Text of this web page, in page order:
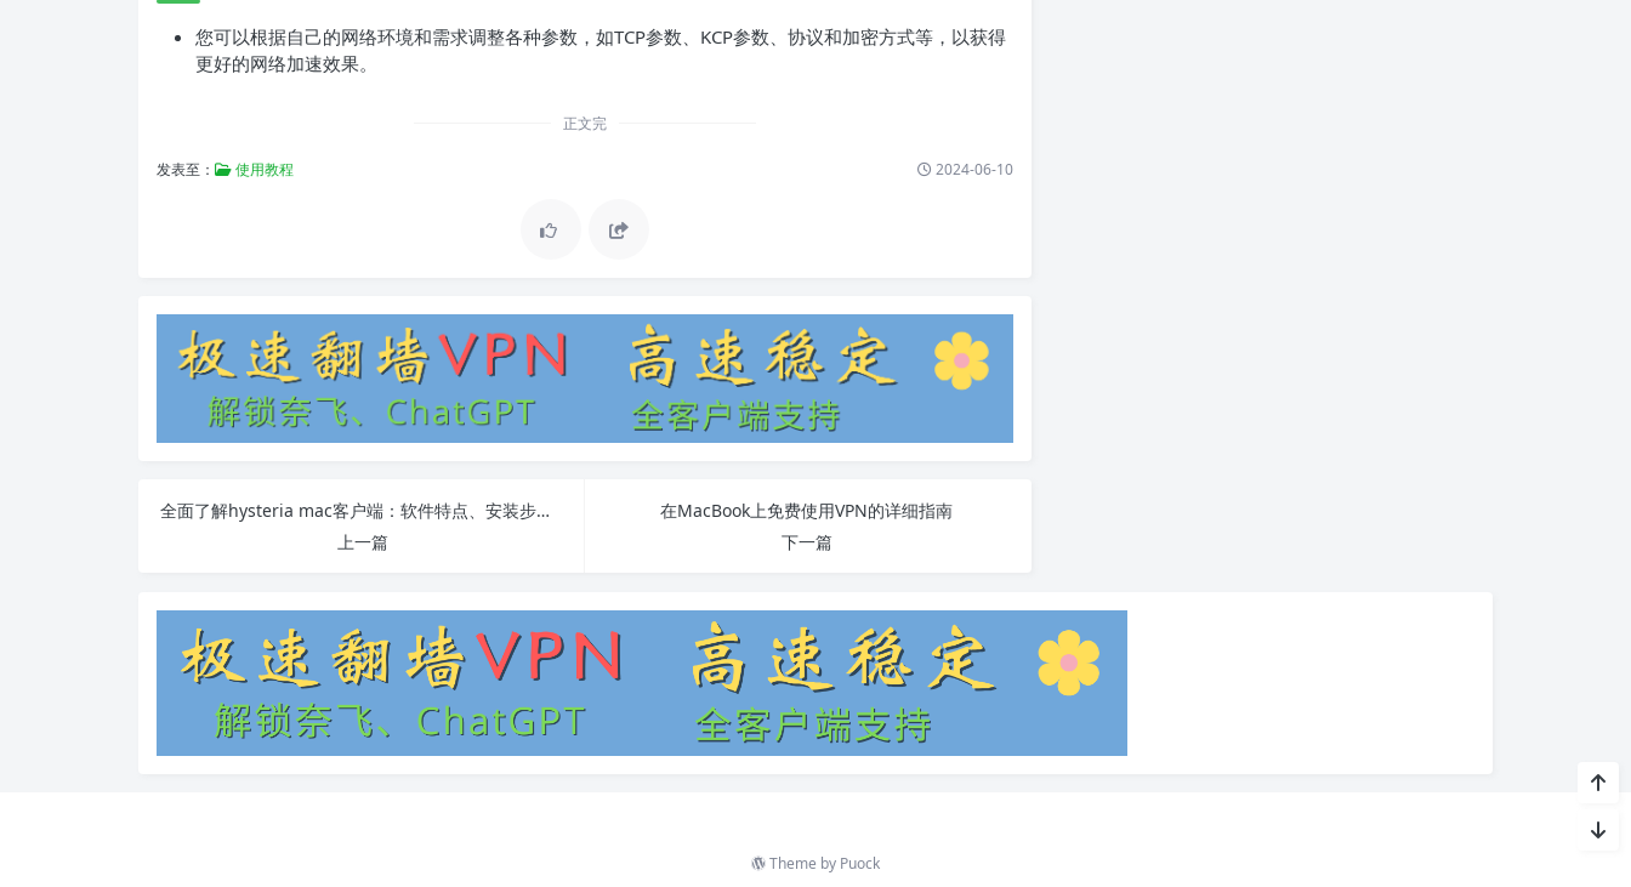
您可以根据自己的网络环境和需求调整各种参数，如TCP参数、KCP参数、协议和加密方式等，以获得
更好的网络加速效果。
正文完
发表至： 使用教程 2024-06-10
全面了解hysteria mac客户端：软件特点、安装步骤及常见问题
上一篇
在MacBook上免费使用VPN的详细指南
下一篇
Theme by Puock